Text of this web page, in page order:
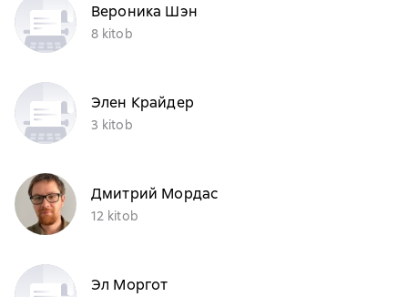
Вероника Шэн
8 kitob
Элен Крайдер
3 kitob
Дмитрий Мордас
12 kitob
Эл Моргот